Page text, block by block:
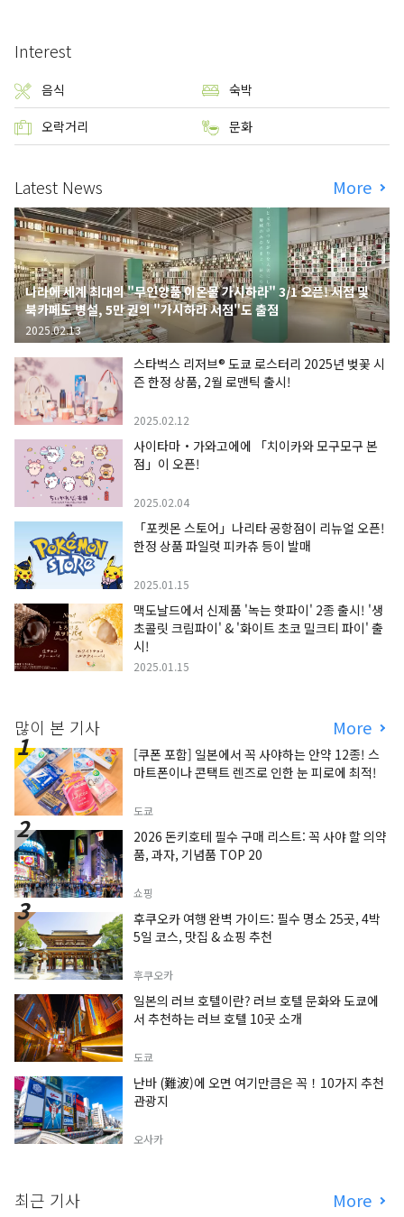
Interest
음식 숙박
오락거리 문화
Latest News More
나라에 세계 최대의 "무인양품 이온몰 가시하라" 3/1 오픈! 서점 및
북카페도 병설, 5만 권의 "가시하라 서점"도 출점
2025.02.13
스타벅스 리저브® 도쿄 로스터리 2025년 벚꽃 시
즌 한정 상품, 2월 로맨틱 출시!
2025.02.12
사이타마・가와고에에 「치이카와 모구모구 본
점」이 오픈!
2025.02.04
「포켓몬 스토어」나리타 공항점이 리뉴얼 오픈!
한정 상품 파일럿 피카츄 등이 발매
2025.01.15
맥도날드에서 신제품 '녹는 핫파이' 2종 출시! '생
초콜릿 크림파이' & '화이트 초코 밀크티 파이' 출
시!
2025.01.15
많이 본 기사 More
[쿠폰 포함] 일본에서 꼭 사야하는 안약 12종! 스
마트폰이나 콘택트 렌즈로 인한 눈 피로에 최적!
도쿄
2026 돈키호테 필수 구매 리스트: 꼭 사야 할 의약
품, 과자, 기념품 TOP 20
쇼핑
후쿠오카 여행 완벽 가이드: 필수 명소 25곳, 4박
5일 코스, 맛집 & 쇼핑 추천
후쿠오카
일본의 러브 호텔이란? 러브 호텔 문화와 도쿄에
서 추천하는 러브 호텔 10곳 소개
도쿄
난바 (難波)에 오면 여기만큼은 꼭！10가지 추천
관광지
오사카
최근 기사 More